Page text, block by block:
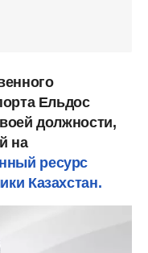
Ельдос
должности,
на
ресурс
Казахстан.